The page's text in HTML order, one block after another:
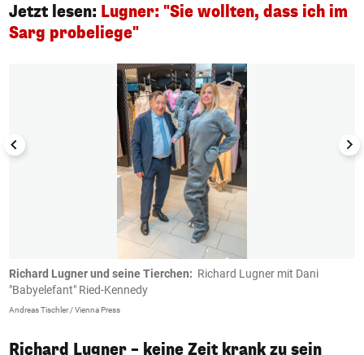
Jetzt lesen: Lugner: "Sie wollten, dass ich im
Sarg probeliege"
1/13
Richard Lugner und seine Tierchen: Richard Lugner mit Dani
"Babyelefant" Ried-Kennedy
Andreas Tischler / Vienna Press
Richard Lugner – keine Zeit krank zu sein